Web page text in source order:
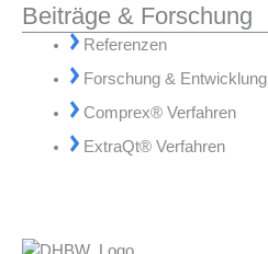
Beiträge & Forschung
Referenzen
Forschung & Entwicklung
Comprex® Verfahren
ExtraQt® Verfahren